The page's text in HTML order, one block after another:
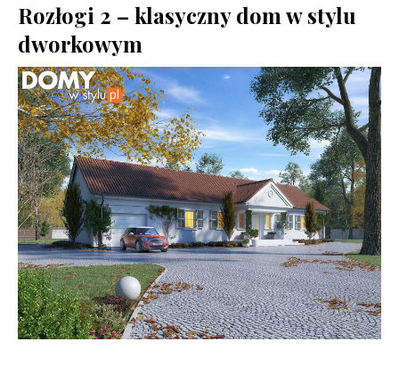
Rozłogi 2 – klasyczny dom w stylu
dworkowym